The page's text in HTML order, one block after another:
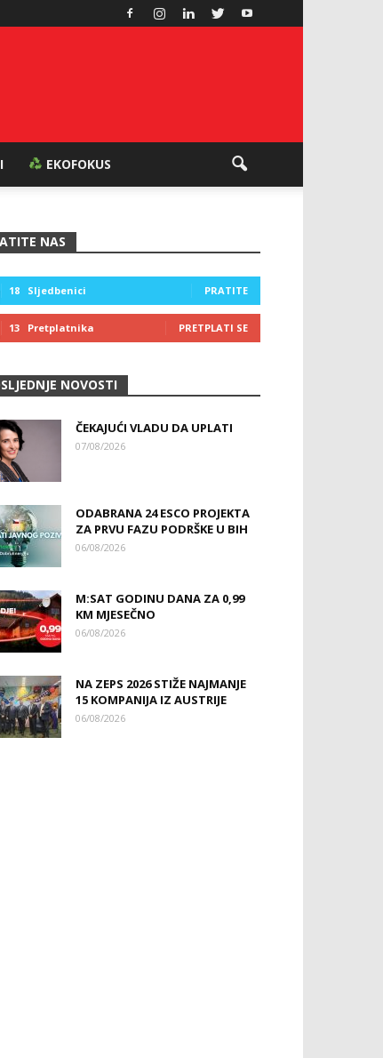
EKOFOKUS
NAS
18 Sljedbenici PRATITE
13 Pretplatnika PRETPLATI SE
NOVOSTI
ČEKAJUĆI VLADU DA UPLATI
07/08/2026
ODABRANA 24 ESCO PROJEKTA
ZA PRVU FAZU PODRŠKE U BIH
06/08/2026
M:SAT GODINU DANA ZA 0,99
KM MJESEČNO
06/08/2026
NA ZEPS 2026 STIŽE NAJMANJE
15 KOMPANIJA IZ AUSTRIJE
06/08/2026